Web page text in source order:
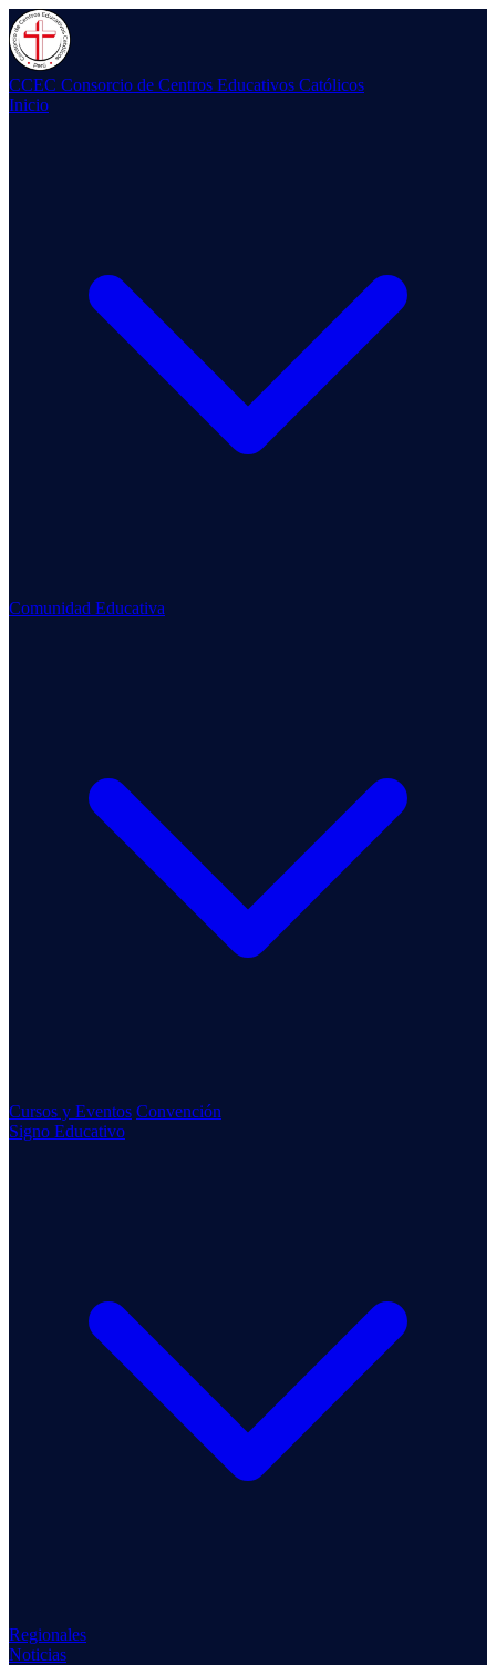
CCEC Consorcio de Centros Educativos Católicos
Inicio
Comunidad Educativa
Cursos y Eventos Convención
Signo Educativo
Regionales
Noticias